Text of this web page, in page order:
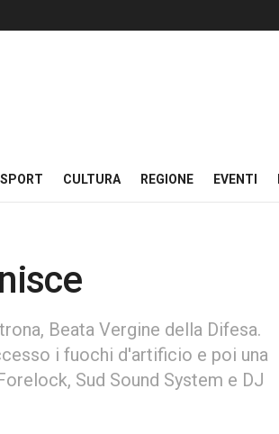
SPORT CULTURA REGIONE EVENTI
Beata Vergine della Difesa.
i fuochi d'artificio e poi una
Sud Sound System e DJ